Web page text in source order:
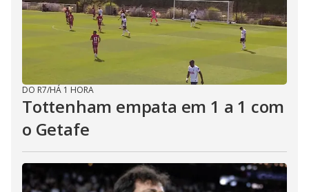
DO R7/HÁ 1 HORA
Tottenham empata em 1 a 1 com
o Getafe